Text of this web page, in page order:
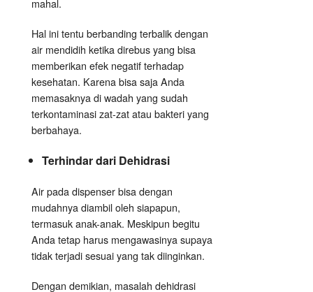
mahal.
Hal ini tentu berbanding terbalik dengan
air mendidih ketika direbus yang bisa
memberikan efek negatif terhadap
kesehatan. Karena bisa saja Anda
memasaknya di wadah yang sudah
terkontaminasi zat-zat atau bakteri yang
berbahaya.
Terhindar dari Dehidrasi
Air pada dispenser bisa dengan
mudahnya diambil oleh siapapun,
termasuk anak-anak. Meskipun begitu
Anda tetap harus mengawasinya supaya
tidak terjadi sesuai yang tak diinginkan.
Dengan demikian, masalah dehidrasi